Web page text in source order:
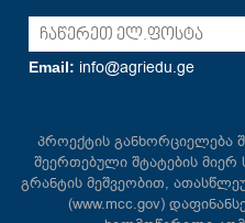
Email: info@agriedu.ge
პროექტის განხორციელება
შეერთებული შტატების
გრანტის მეშვეობით,
(www.mcc.gov)